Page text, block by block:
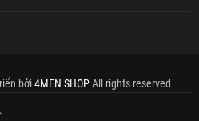
bởi4MEN SHOPAll rights reserved